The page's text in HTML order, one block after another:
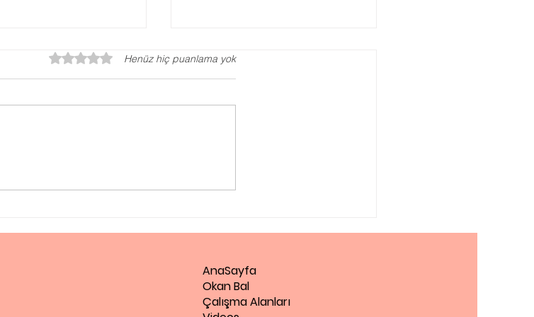
Testi
Güçlüğü Test Et
5 üzerinden 0 yıldızHenüz hiç puanlama yok
AnaSayfa
Okan Bal
Çalışma Alanları